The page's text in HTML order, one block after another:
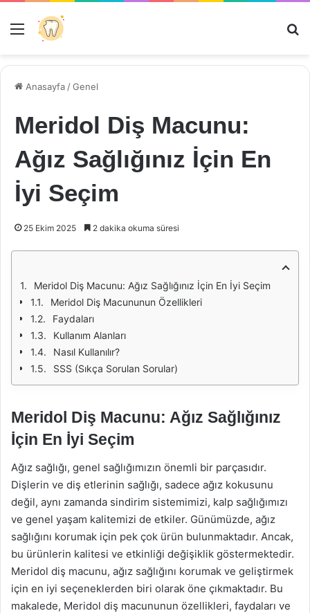
Menü
Anasayfa /Genel
Meridol Diş Macunu:
Ağız Sağlığınız İçin En
İyi Seçim
25 Ekim 2025 2 dakika okuma süresi
Meridol Diş Macunu: Ağız Sağlığınız İçin En İyi Seçim
Meridol Diş Macununun Özellikleri
Faydaları
Kullanım Alanları
Nasıl Kullanılır?
SSS (Sıkça Sorulan Sorular)
Meridol Diş Macunu: Ağız Sağlığınız
İçin En İyi Seçim
Ağız sağlığı, genel sağlığımızın önemli bir parçasıdır.
Dişlerin ve diş etlerinin sağlığı, sadece ağız kokusunu
değil, aynı zamanda sindirim sistemimizi, kalp sağlığımızı
ve genel yaşam kalitemizi de etkiler. Günümüzde, ağız
sağlığını korumak için pek çok ürün bulunmaktadır. Ancak,
bu ürünlerin kalitesi ve etkinliği değişiklik göstermektedir.
Meridol diş macunu, ağız sağlığını korumak ve geliştirmek
için en iyi seçeneklerden biri olarak öne çıkmaktadır. Bu
makalede, Meridol diş macununun özellikleri, faydaları ve